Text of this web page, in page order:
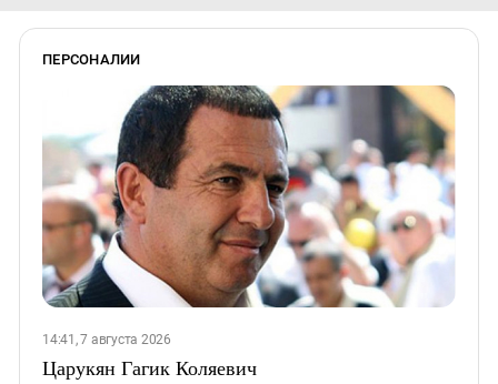
ПЕРСОНАЛИИ
14:41, 7 августа 2026
Царукян Гагик Коляевич